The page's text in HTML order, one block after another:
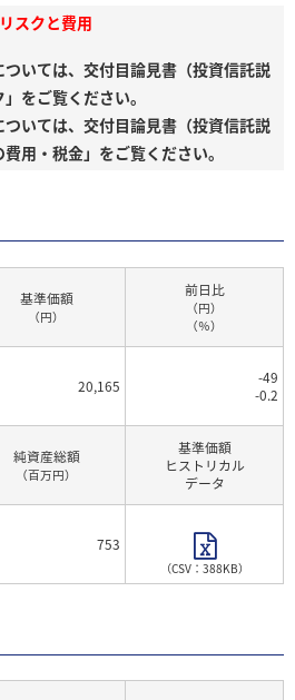
スクと費用
いては、交付目論見書（投資信託説
をご覧ください。
いては、交付目論見書（投資信託説
用・税金」をご覧ください。
基準価額
（円）
前日比
（円）
（％）
20,165
-49
-0.2
純資産総額
（百万円）
基準価額
ヒストリカル
データ
753
（CSV：388KB）